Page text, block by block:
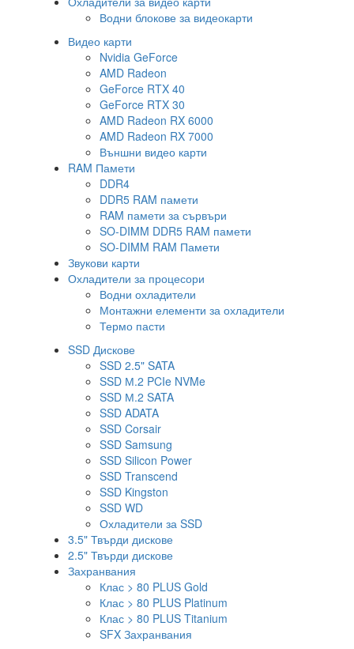
Водни блокове за видеокарти
Видео карти
Nvidia GeForce
AMD Radeon
GeForce RTX 40
GeForce RTX 30
AMD Radeon RX 6000
AMD Radeon RX 7000
Външни видео карти
RAM Памети
DDR4
DDR5 RAM памети
RAM памети за сървъри
SO-DIMM DDR5 RAM памети
SO-DIMM RAM Памети
Звукови карти
Охладители за процесори
Водни охладители
Монтажни елементи за охладители
Термо пасти
SSD Дискове
SSD 2.5" SATA
SSD М.2 PCIe NVMe
SSD М.2 SATA
SSD ADATA
SSD Corsair
SSD Samsung
SSD Silicon Power
SSD Transcend
SSD Kingston
SSD WD
Охладители за SSD
3.5" Твърди дискове
2.5" Твърди дискове
Захранвания
Клас > 80 PLUS Gold
Клас > 80 PLUS Platinum
Клас > 80 PLUS Titanium
SFX Захранвания